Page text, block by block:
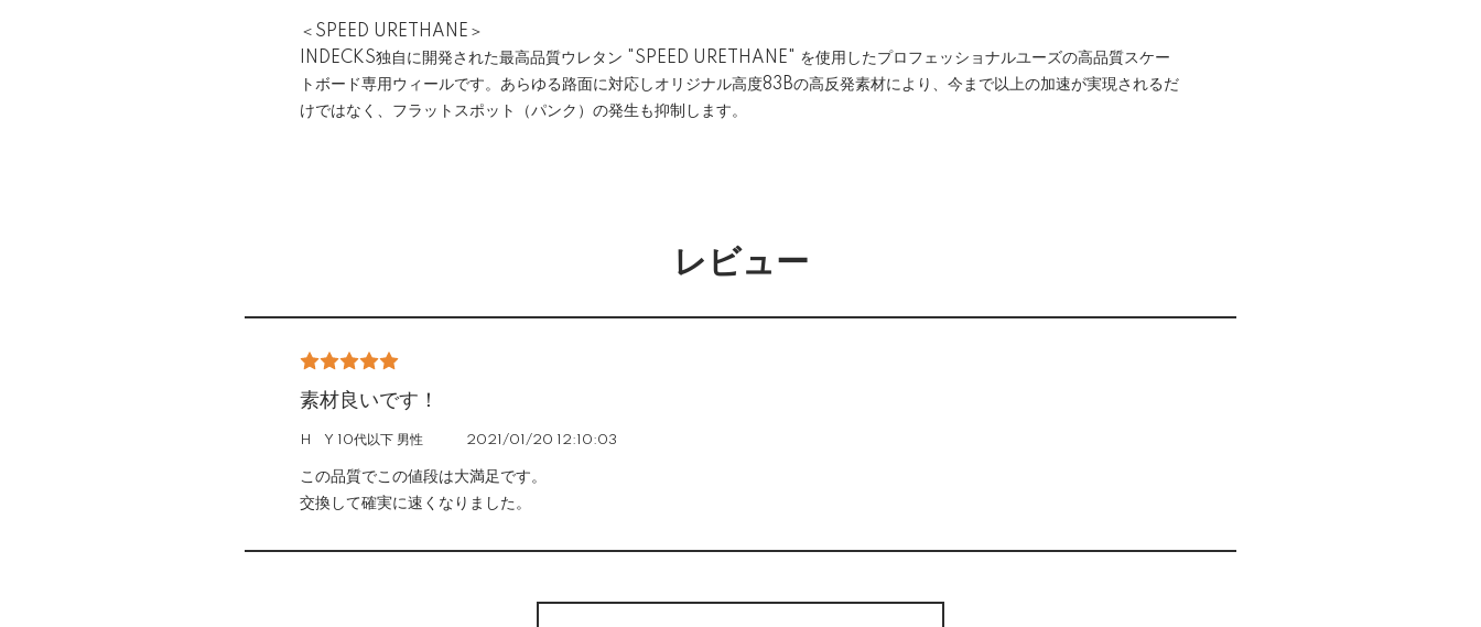
＜SPEED URETHANE＞
INDECKS独自に開発された最高品質ウレタン "SPEED URETHANE" を使用したプロフェッショナルユーズの高品質スケー
トボード専用ウィールです。あらゆる路面に対応しオリジナル高度83Bの高反発素材により、今まで以上の加速が実現されるだ
けではなく、フラットスポット（パンク）の発生も抑制します。
レビュー
素材良いです！
H Y 10代以下 男性 2021/01/20 12:10:03
この品質でこの値段は大満足です。
交換して確実に速くなりました。